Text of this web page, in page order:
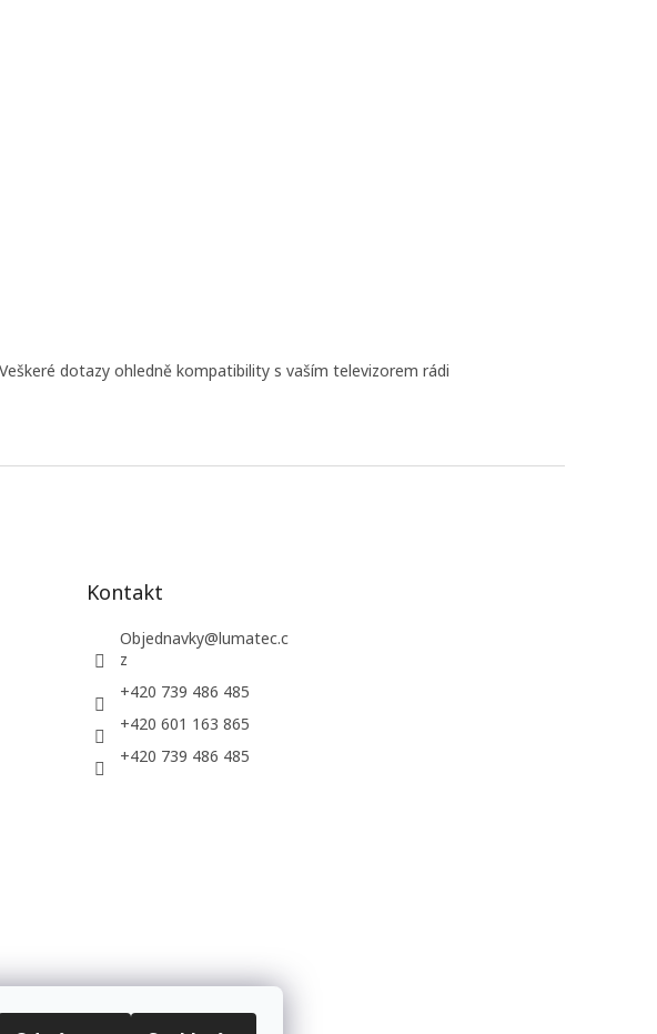
dotazy ohledně kompatibility s vaším televizorem rádi
Kontakt
Objednavky@lumatec.c
z
+420 739 486 485
+420 601 163 865
+420 739 486 485